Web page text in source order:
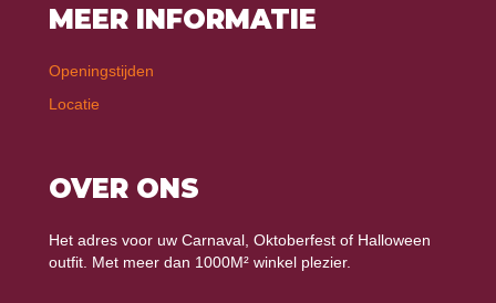
MEER INFORMATIE
Openingstijden
Locatie
OVER ONS
Het adres voor uw Carnaval, Oktoberfest of Halloween
outfit. Met meer dan 1000M² winkel plezier.